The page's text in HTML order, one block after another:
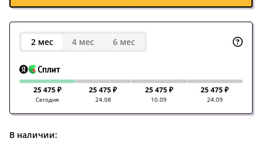
2 мес 4 мес 6 мес
25 475 ₽
Сегодня
25 475 ₽
24.08
25 475 ₽
10.09
25 475 ₽
24.09
В наличии: